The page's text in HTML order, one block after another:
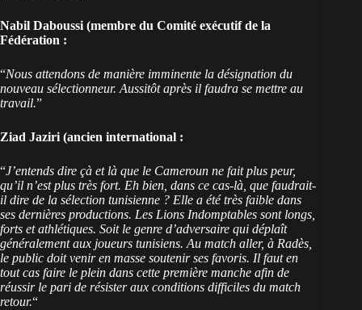
Nabil Daboussi (membre du Comité exécutif de la
Fédération :
“Nous attendons de manière imminente la désignation du
nouveau sélectionneur. Aussitôt après il faudra se mettre au
travail.”
Ziad Jaziri (ancien international :
“J’entends dire çà et là que le Cameroun ne fait plus peur,
qu’il n’est plus très fort. Eh bien, dans ce cas-là, que faudrait-
il dire de la sélection tunisienne ? Elle a été très faible dans
ses dernières productions. Les Lions Indomptables sont longs,
forts et athlétiques. Soit le genre d’adversaire qui déplaît
généralement aux joueurs tunisiens. Au match aller, à Radès,
le public doit venir en masse soutenir ses favoris. Il faut en
tout cas faire le plein dans cette première manche afin de
réussir le pari de résister aux conditions difficiles du match
retour.“